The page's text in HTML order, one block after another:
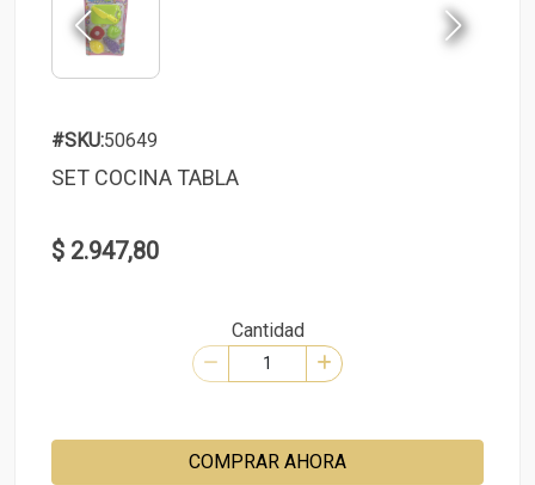
#SKU:50649
SET COCINA TABLA
$ 2.947,80
Cantidad
COMPRAR AHORA